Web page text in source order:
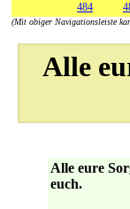
484
(Mit obiger Navigationsleiste
Alle
Alle eure
euch.